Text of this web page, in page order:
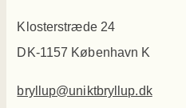
Klosterstræde 24
DK-1157 København K
bryllup@uniktbryllup.dk